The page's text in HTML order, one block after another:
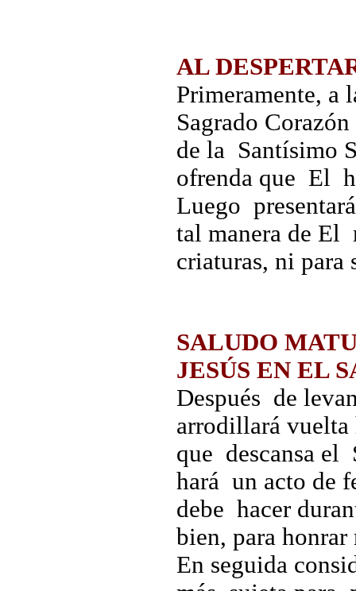
AL
Primeramente, a
Sagrado
de la Santísimo
ofrenda que El
Luego
tal manera de
criaturas, ni
SALUDO
JESÚS EN EL
Después de
arrodillará vuelta
que descansa el
hará un acto de
debe hacer
bien, para
En seguida